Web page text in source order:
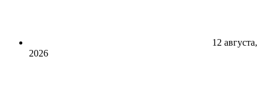
12 августа,
2026